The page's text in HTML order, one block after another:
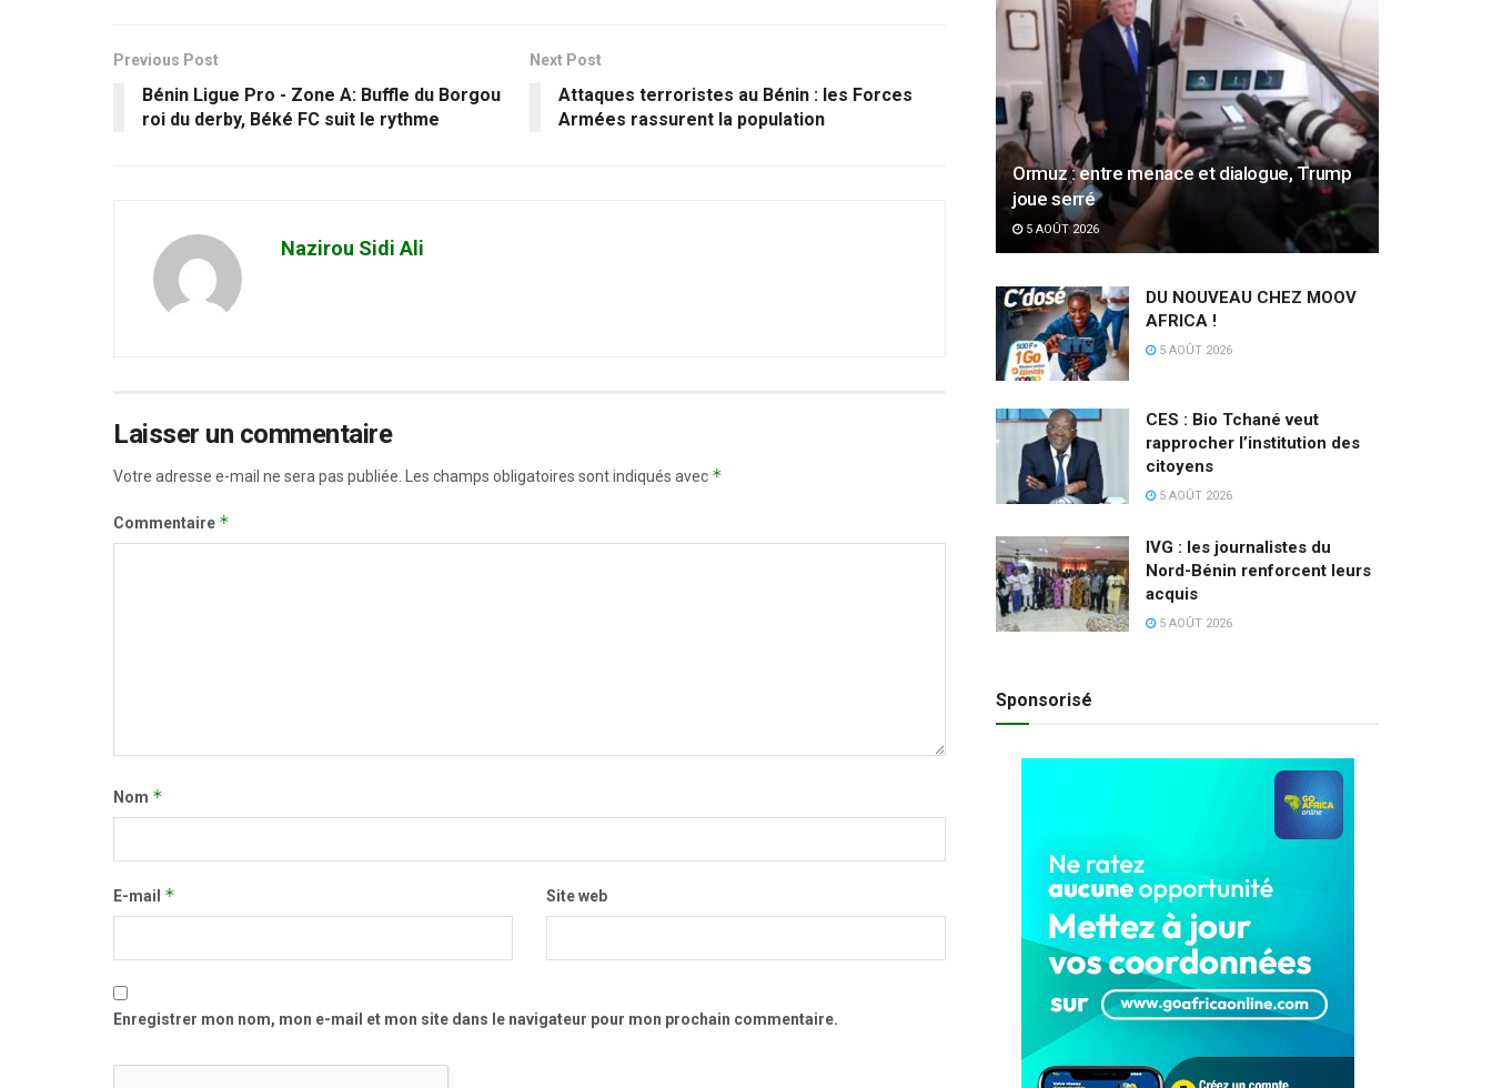
Previous Post
Bénin Ligue Pro - Zone A: Buffle du Borgou
roi du derby, Béké FC suit le rythme
Next Post
Attaques terroristes au Bénin : les Forces
Armées rassurent la population
Nazirou Sidi Ali
Laisser un commentaire
Votre adresse e-mail ne sera pas publiée. Les champs obligatoires sont indiqués avec *
Commentaire *
Nom *
E-mail * Site web
Enregistrer mon nom, mon e-mail et mon site dans le navigateur pour mon prochain commentaire.
Ormuz : entre menace et dialogue, Trump
joue serré
5 AOÛT 2026
DU NOUVEAU CHEZ MOOV
AFRICA !
5 AOÛT 2026
CES : Bio Tchané veut
rapprocher l’institution des
citoyens
5 AOÛT 2026
IVG : les journalistes du
Nord-Bénin renforcent leurs
acquis
5 AOÛT 2026
Sponsorisé